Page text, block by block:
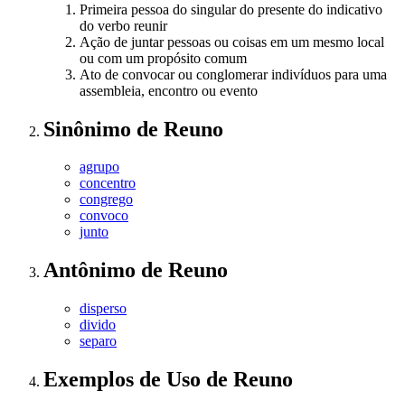
Primeira pessoa do singular do presente do indicativo
do verbo reunir
Ação de juntar pessoas ou coisas em um mesmo local
ou com um propósito comum
Ato de convocar ou conglomerar indivíduos para uma
assembleia, encontro ou evento
Sinônimo de Reuno
agrupo
concentro
congrego
convoco
junto
Antônimo de Reuno
disperso
divido
separo
Exemplos de Uso de Reuno